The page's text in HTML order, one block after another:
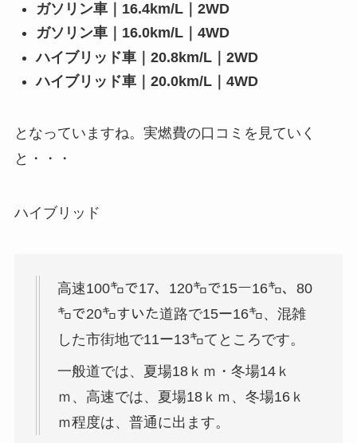
ガソリン車｜16.4km/L｜2WD
ガソリン車｜16.0km/L｜4WD
ハイブリッド車｜20.8km/L｜2WD
ハイブリッド車｜20.0km/L｜4WD
となっていますね。実燃費の口コミを見ていく
と・・・
ハイブリッド
高速100㌔で17、120㌔で15ー16㌔、80
㌔で20㌔すいた道路で15ー16㌔、混雑
した市街地で11ー13㌔てところです。
一般道では、夏場18ｋｍ・冬場14ｋ
ｍ、高速では、夏場18ｋｍ、冬場16ｋ
ｍ程度は、普通に出ます。